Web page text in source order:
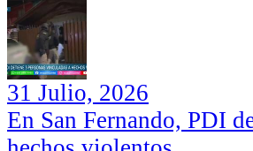
31 Julio, 2026
En San Fernando, PDI